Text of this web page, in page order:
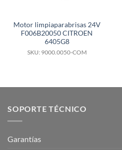
Motor limpiaparabrisas 24V
F006B20050 CITROEN
6405G8
SKU: 9000.0050-COM
SOPORTE TÉCNICO
Garantías